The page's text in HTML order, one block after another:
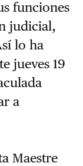
funciones
judicial,
lo ha
jueves 19
a
Maestre